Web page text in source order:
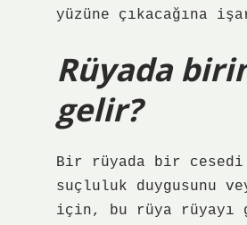
yüzüne çıkacağına
Rüyada
gelir?
Bir rüyada bir
suçluluk
için, bu rüya rüyayı